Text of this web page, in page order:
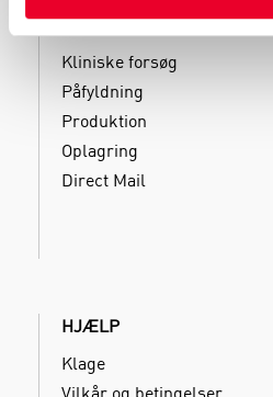
SERVICES
Kliniske forsøg
Påfyldning
Produktion
Oplagring
Direct Mail
HJÆLP
Klage
Vilkår og betingelser